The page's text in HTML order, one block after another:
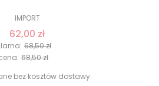
IMPORT
62,00 zł
68,50 zł
68,50 zł
bez kosztów dostawy.